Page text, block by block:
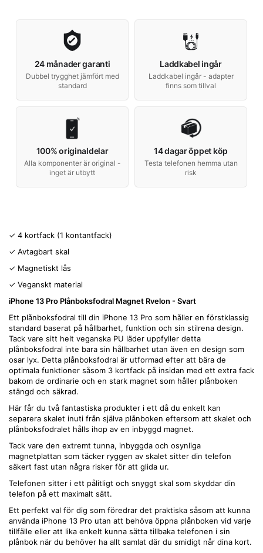
24 månader garanti
Dubbel trygghet jämfört med
standard
Laddkabel ingår
Laddkabel ingår - adapter
finns som tillval
100% originaldelar
Alla komponenter är original -
inget är utbytt
14 dagar öppet köp
Testa telefonen hemma utan
risk
✓ 4 kortfack (1 kontantfack)
✓ Avtagbart skal
✓ Magnetiskt lås
✓ Veganskt material
iPhone 13 Pro Plånboksfodral Magnet Rvelon - Svart
Ett plånboksfodral till din iPhone 13 Pro som håller en förstklassig
standard baserat på hållbarhet, funktion och sin stilrena design.
Tack vare sitt helt veganska PU läder uppfyller detta
plånboksfodral inte bara sin hållbarhet utan även en design som
osar lyx. Detta plånboksfodral är utformad efter att bära de
optimala funktioner såsom 3 kortfack på insidan med ett extra fack
bakom de ordinarie och en stark magnet som håller plånboken
stängd och säkrad.
Här får du två fantastiska produkter i ett då du enkelt kan
separera skalet inuti från själva plånboken eftersom att skalet och
plånboksfodralet hålls ihop av en inbyggd magnet.
Tack vare den extremt tunna, inbyggda och osynliga
magnetplattan som täcker ryggen av skalet sitter din telefon
säkert fast utan några risker för att glida ur.
Telefonen sitter i ett pålitligt och snyggt skal som skyddar din
telefon på ett maximalt sätt.
Ett perfekt val för dig som föredrar det praktiska såsom att kunna
använda iPhone 13 Pro utan att behöva öppna plånboken vid varje
tillfälle eller att lika enkelt kunna sätta tillbaka telefonen i sin
plånbok när du behöver ha allt samlat där du smidigt når dina kort.